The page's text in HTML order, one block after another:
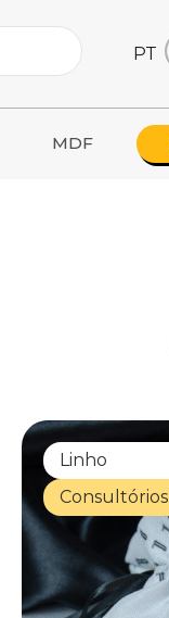
PT
MDF
Linho
Consultórios